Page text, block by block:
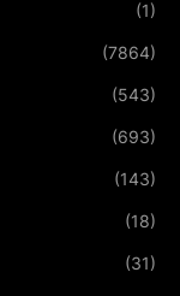
(1)
(7864)
(543)
(693)
(143)
(18)
(31)